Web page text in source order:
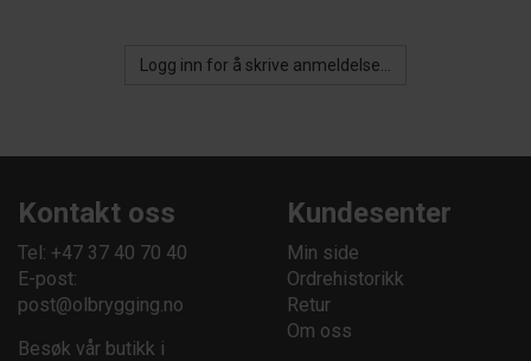
Logg inn for å skrive anmeldelse...
Kontakt oss
Tel: +47 37 40 70 40
E-post:
post@olbrygging.no
Besøk vår butikk i
Kundesenter
Min side
Ordrehistorikk
Retur
Om oss